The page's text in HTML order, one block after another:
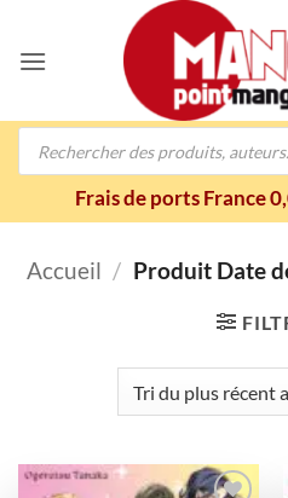
contenu
Recherche
Frais de ports France
Accueil / Produit Date